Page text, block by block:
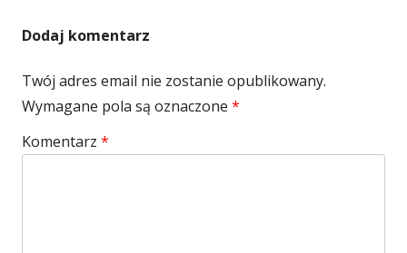
Dodaj komentarz
Twój adres email nie zostanie opublikowany.
Wymagane pola są oznaczone *
Komentarz *